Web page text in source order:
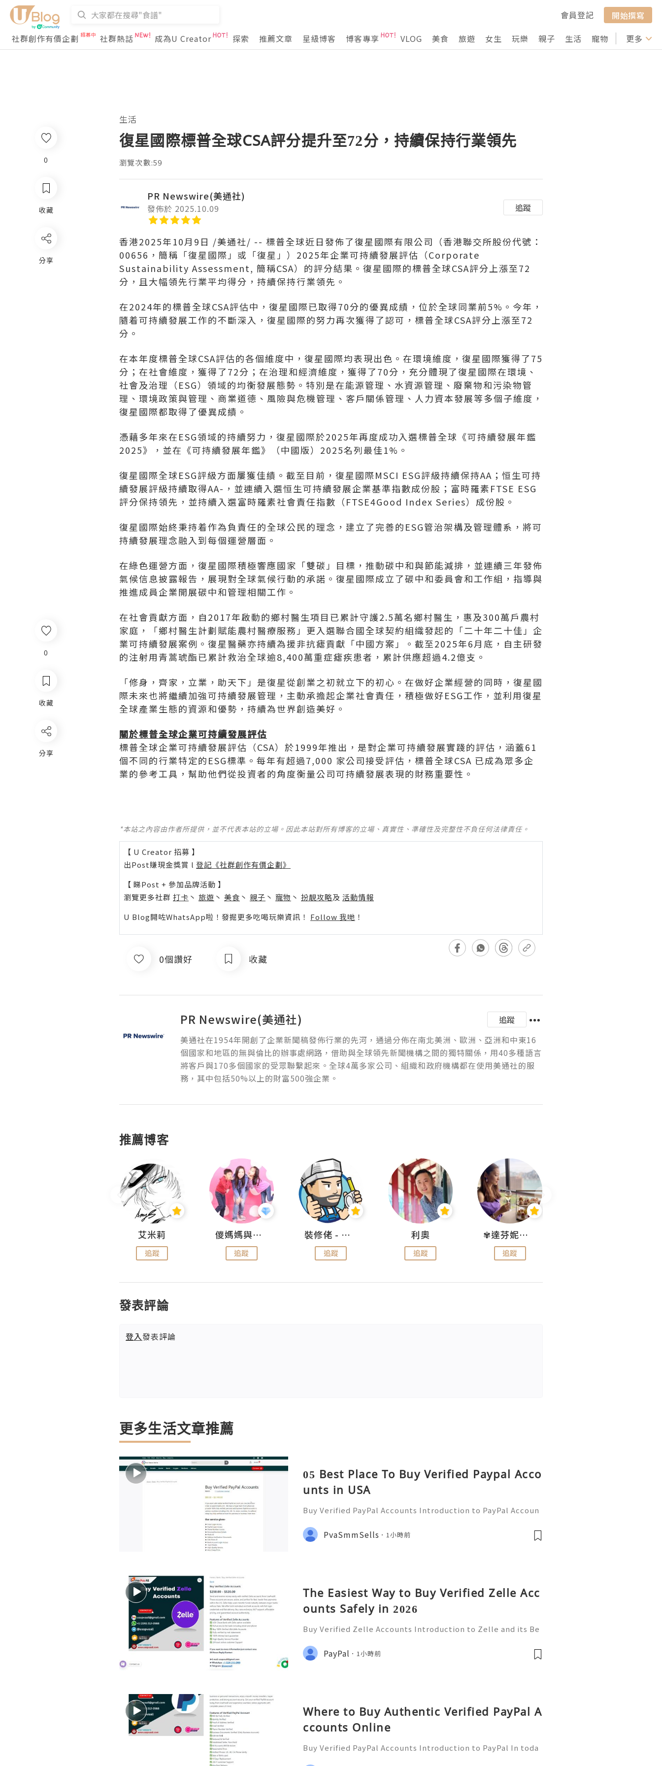
會員登記
開始撰寫
社群創作有價企劃
社群熱話 成為U Creator 探索 推薦文章 星級博客 博客專享 VLOG 美食 旅遊 女生 玩樂 親子 生活 寵物 行山 打卡
更多
0
收藏
分享
生活
復星國際標普全球CSA評分提升至72分，持續保持行業領先
瀏覽次數:59
PR Newswire(美通社)
發佈於 2025.10.09 追蹤
香港2025年10月9日 /美通社/ -- 標普全球近日發佈了復星國際有限公司（香港聯交所股份代號：
00656，簡稱「復星國際」或「復星」）2025年企業可持續發展評估（Corporate
Sustainability Assessment, 簡稱CSA）的評分結果。復星國際的標普全球CSA評分上漲至72
分，且大幅領先行業平均得分，持續保持行業領先。
在2024年的標普全球CSA評估中，復星國際已取得70分的優異成績，位於全球同業前5%。今年，
隨着可持續發展工作的不斷深入，復星國際的努力再次獲得了認可，標普全球CSA評分上漲至72
分。
在本年度標普全球CSA評估的各個維度中，復星國際均表現出色。在環境維度，復星國際獲得了75
分；在社會維度，獲得了72分；在治理和經濟維度，獲得了70分，充分體現了復星國際在環境、
社會及治理（ESG）領域的均衡發展態勢。特別是在能源管理、水資源管理、廢棄物和污染物管
理、環境政策與管理、商業道德、風險與危機管理、客戶關係管理、人力資本發展等多個子維度，
復星國際都取得了優異成績。
憑藉多年來在ESG領域的持續努力，復星國際於2025年再度成功入選標普全球《可持續發展年鑑
2025》，並在《可持續發展年鑑》（中國版）2025名列最佳1%。
復星國際全球ESG評級方面屢獲佳績。截至目前，復星國際MSCI ESG評級持續保持AA；恒生可持
續發展評級持續取得AA-，並連續入選恒生可持續發展企業基準指數成份股；富時羅素FTSE ESG
評分保持領先，並持續入選富時羅素社會責任指數（FTSE4Good Index Series）成份股。
復星國際始終秉持着作為負責任的全球公民的理念，建立了完善的ESG管治架構及管理體系，將可
持續發展理念融入到每個運營層面。
在綠色運營方面，復星國際積極響應國家「雙碳」目標，推動碳中和與節能減排，並連續三年發佈
氣候信息披露報告，展現對全球氣候行動的承諾。復星國際成立了碳中和委員會和工作組，指導與
推進成員企業開展碳中和管理相關工作。
在社會貢獻方面，自2017年啟動的鄉村醫生項目已累計守護2.5萬名鄉村醫生，惠及300萬戶農村
家庭，「鄉村醫生計劃賦能農村醫療服務」更入選聯合國全球契約組織發起的「二十年二十佳」企
業可持續發展案例。復星醫藥亦持續為援非抗瘧貢獻「中國方案」。截至2025年6月底，自主研發
的注射用青蒿琥酯已累計救治全球逾8,400萬重症瘧疾患者，累計供應超過4.2億支。
「修身，齊家，立業，助天下」是復星從創業之初就立下的初心。在做好企業經營的同時，復星國
際未來也將繼續加強可持續發展管理，主動承擔起企業社會責任，積極做好ESG工作，並利用復星
全球產業生態的資源和優勢，持續為世界創造美好。
關於標普全球企業可持續發展評估
標普全球企業可持續發展評估（CSA）於1999年推出，是對企業可持續發展實踐的評估，涵蓋61
個不同的行業特定的ESG標準。每年有超過7,000 家公司接受評估，標普全球CSA 已成為眾多企
業的參考工具，幫助他們從投資者的角度衡量公司可持續發展表現的財務重要性。
*本站之內容由作者所提供，並不代表本站的立場。因此本站對所有博客的立場、真實性、準確性及完整性不負任何法律責任。
【 U Creator 招募 】
出Post賺現金獎賞 l 登記《社群創作有價企劃》
【 睇Post + 參加品牌活動 】
瀏覽更多社群 打卡 丶 旅遊 丶 美食 丶 親子 丶 寵物 丶 扮靚攻略及 活動情報
U Blog開咗WhatsApp啦！發掘更多吃喝玩樂資訊！ Follow 我哋 ！
0個讚好 收藏
PR Newswire(美通社)
追蹤
美通社在1954年開創了企業新聞稿發佈行業的先河，通過分佈在南北美洲、歐洲、亞洲和中東16
個國家和地區的無與倫比的辦事處網路，借助與全球領先新聞機構之間的獨特關係，用40多種語言
將客戶與170多個國家的受眾聯繫起來。全球4萬多家公司、組織和政府機構都在使用美通社的服
務，其中包括50%以上的財富500強企業。
推薦博客
艾米莉
追蹤
儍媽媽與兩隻小魔怪之家
追蹤
裝修佬 - 香港一站式網上裝修平台
追蹤
利奧
追蹤
✾達芬妮•愛孩子•愛生活✾
追蹤
發表評論
登入發表評論
更多生活文章推薦
05 Best Place To Buy Verified Paypal Acco
unts in USA
Buy Verified PayPal Accounts Introduction to PayPal Accoun
g convenience and security for users worldwide. Whether yo
u're shopping, selling,
PvaSmmSells 1小時前
The Easiest Way to Buy Verified Zelle Acc
ounts Safely in 2026
Buy Verified Zelle Accounts Introduction to Zelle and its Be
ways to transfer money has become essential. Enter Zelle—
a popular payment ser
PayPal 1小時前
Where to Buy Authentic Verified PayPal A
ccounts Online
Buy Verified PayPal Accounts Introduction to PayPal In toda
0
收藏
分享